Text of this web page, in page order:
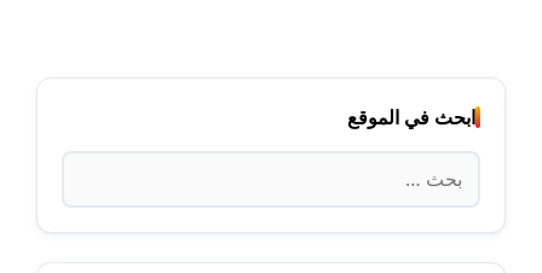
ابحث في الموقع
البحث
عن: